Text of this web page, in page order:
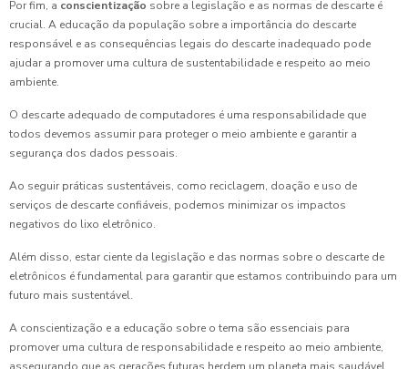
Por fim, a conscientização sobre a legislação e as normas de descarte é
crucial. A educação da população sobre a importância do descarte
responsável e as consequências legais do descarte inadequado pode
ajudar a promover uma cultura de sustentabilidade e respeito ao meio
ambiente.
O descarte adequado de computadores é uma responsabilidade que
todos devemos assumir para proteger o meio ambiente e garantir a
segurança dos dados pessoais.
Ao seguir práticas sustentáveis, como reciclagem, doação e uso de
serviços de descarte confiáveis, podemos minimizar os impactos
negativos do lixo eletrônico.
Além disso, estar ciente da legislação e das normas sobre o descarte de
eletrônicos é fundamental para garantir que estamos contribuindo para um
futuro mais sustentável.
A conscientização e a educação sobre o tema são essenciais para
promover uma cultura de responsabilidade e respeito ao meio ambiente,